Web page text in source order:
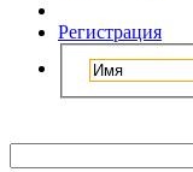
Регистрация